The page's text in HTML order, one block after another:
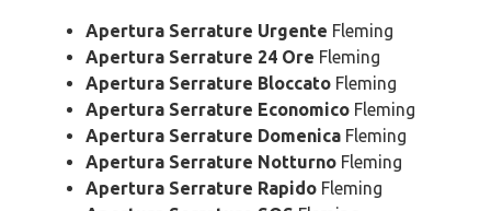
Apertura Serrature Urgente Fleming
Apertura Serrature 24 Ore Fleming
Apertura Serrature Bloccato Fleming
Apertura Serrature Economico Fleming
Apertura Serrature Domenica Fleming
Apertura Serrature Notturno Fleming
Apertura Serrature Rapido Fleming